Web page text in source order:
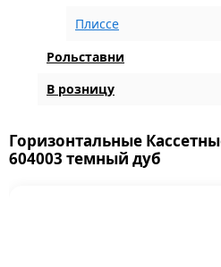
Плиссе
Рольставни
В розницу
Горизонтальные
604003 темный дуб